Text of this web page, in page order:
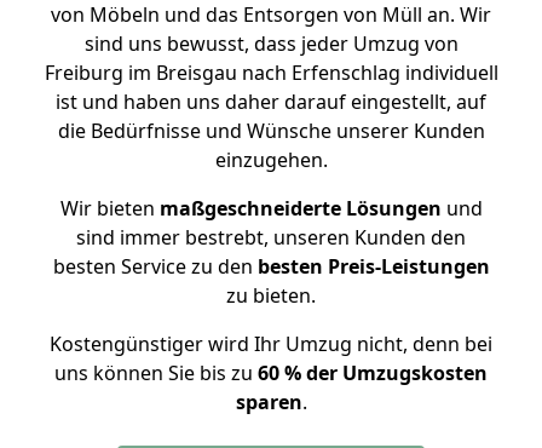
von Möbeln und das Entsorgen von Müll an. Wir
sind uns bewusst, dass jeder Umzug von
Freiburg im Breisgau nach Erfenschlag individuell
ist und haben uns daher darauf eingestellt, auf
die Bedürfnisse und Wünsche unserer Kunden
einzugehen.
Wir bieten maßgeschneiderte Lösungen und
sind immer bestrebt, unseren Kunden den
besten Service zu den besten Preis-Leistungen
zu bieten.
Kostengünstiger wird Ihr Umzug nicht, denn bei
uns können Sie bis zu 60 % der Umzugskosten
sparen.